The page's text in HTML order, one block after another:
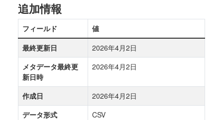
追加情報
フィールド
値
最終更新日
2026年4月2日
メタデータ最終更
新日時
2026年4月2日
作成日
2026年4月2日
データ形式
CSV